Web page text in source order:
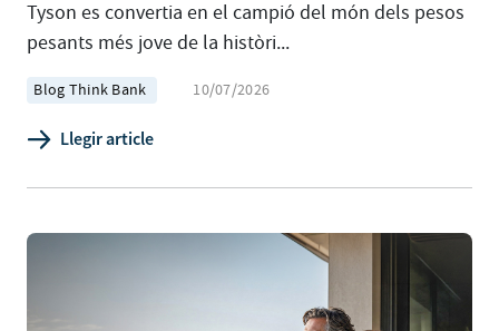
Tyson es convertia en el campió del món dels pesos
pesants més jove de la històri...
Blog Think Bank 10/07/2026
Llegir article